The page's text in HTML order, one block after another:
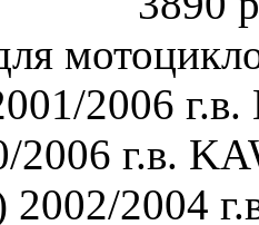
2006
2006 г.в.
2002/2004